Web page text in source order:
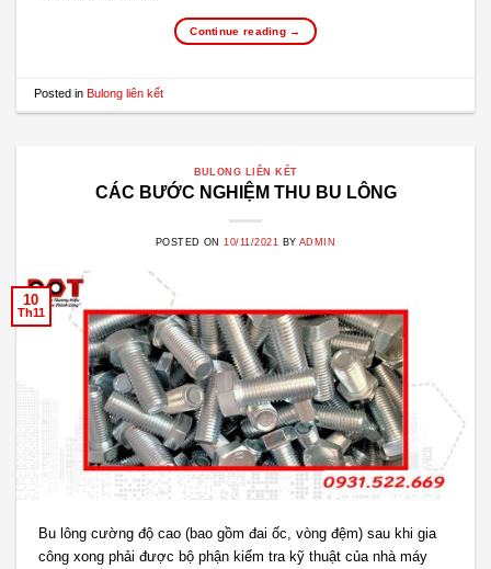
Continue reading →
Posted in Bulong liên kết
BULONG LIÊN KẾT
CÁC BƯỚC NGHIỆM THU BU LÔNG
POSTED ON10/11/2021 BY ADMIN
10
Th11
Bu lông cường độ cao (bao gồm đai ốc, vòng đệm) sau khi gia
công xong phải được bộ phận kiểm tra kỹ thuật của nhà máy